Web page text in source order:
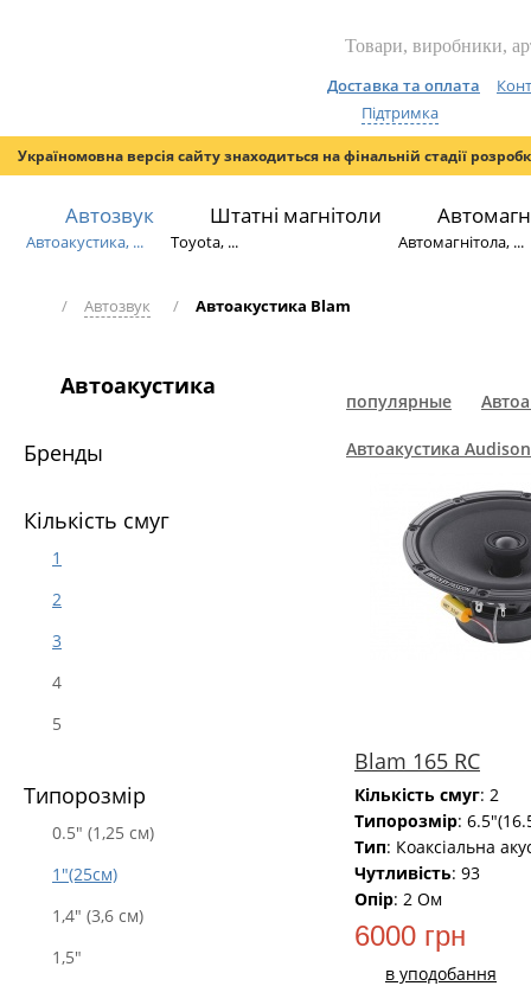
Доставка та оплата
Підтримка
Україномовна версія сайту знаходиться на фінальній стадії
Автозвук
Автоакустика, ...
Штатні магнітоли
Toyota, ... Автомагнітола, ...
/ Автозвук / Автоакустика Blam
Автоакустика
Бренды
Кількість смуг
1
2
3
4
5
Типорозмір
0.5" (1,25 см)
1"(25см)
1,4" (3,6 см)
1,5"
популярные
Автоакустика Audison
Blam 165 RC
Кількість смуг: 2
Типорозмір:
Тип: Коаксіальна
Чутливість: 93
Опір: 2 Ом
6000 грн
в уподобання